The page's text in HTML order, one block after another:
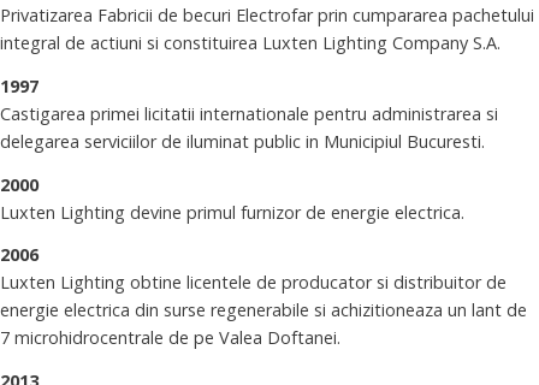
Privatizarea Fabricii de becuri Electrofar prin cumpararea pachetului
integral de actiuni si constituirea Luxten Lighting Company S.A.
1997
Castigarea primei licitatii internationale pentru administrarea si
delegarea serviciilor de iluminat public in Municipiul Bucuresti.
2000
Luxten Lighting devine primul furnizor de energie electrica.
2006
Luxten Lighting obtine licentele de producator si distribuitor de
energie electrica din surse regenerabile si achizitioneaza un lant de
7 microhidrocentrale de pe Valea Doftanei.